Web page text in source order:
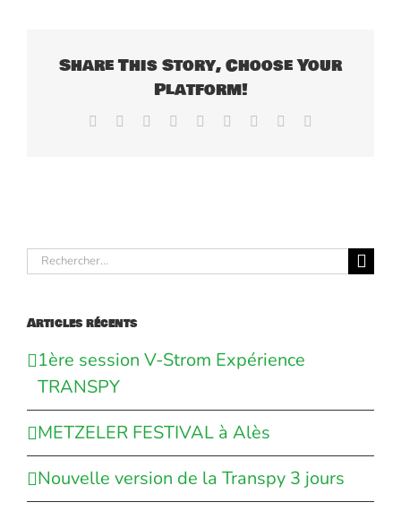
Share This Story, Choose Your
Platform!
Facebook Reddit LinkedInWhatsApp
TumblrPinterest
Rechercher:
Articles récents
1ère session V-Strom Expérience
TRANSPY
METZELER FESTIVAL à Alès
Nouvelle version de la Transpy 3 jours